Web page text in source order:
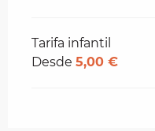
Tarifa infantil
Desde 5,00 €